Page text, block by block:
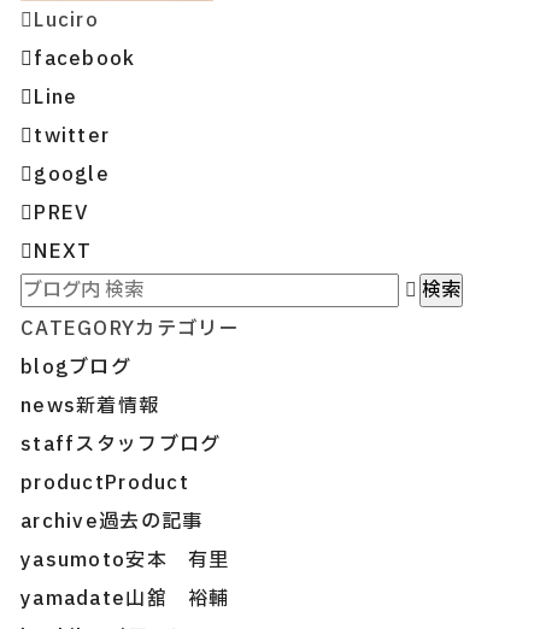
Luciro
facebook
Line
twitter
google
PREV
NEXT
CATEGORYカテゴリー
blogブログ
news新着情報
staffスタッフブログ
productProduct
archive過去の記事
yasumoto安本 有里
yamadate山舘 裕輔